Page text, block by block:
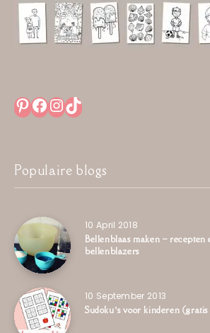
Pinterest
Facebook
Instagram
TikTok
Populaire blogs
10 April 2018
Bellenblaas maken – recepten
bellenblazers
10 September 2013
Sudoku’s voor kinderen